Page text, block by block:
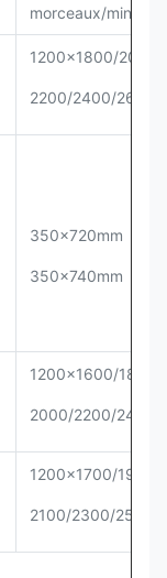
morceaux/minute
1200x1800/2000
2200/2400/
350x720mm
350x740mm
1200x1600/1800
2000/2200/
1200x1700/1900
2100/2300/